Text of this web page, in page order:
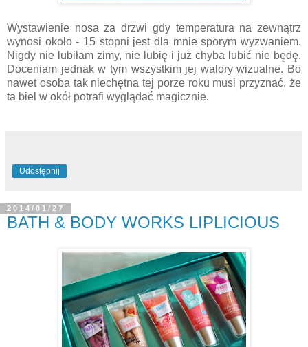
Wystawienie nosa za drzwi gdy temperatura na zewnątrz
wynosi około - 15 stopni jest dla mnie sporym wyzwaniem.
Nigdy nie lubiłam zimy, nie lubię i już chyba lubić nie będę.
Doceniam jednak w tym wszystkim jej walory wizualne. Bo
nawet osoba tak niechętna tej porze roku musi przyznać, że
ta biel w okół potrafi wyglądać magicznie.
Udostępnij
2014/01/27
BATH & BODY WORKS LIPLICIOUS